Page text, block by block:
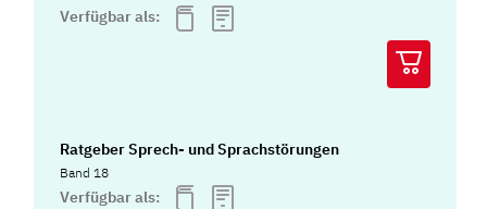
Verfügbar als:
Ratgeber Sprech- und Sprachstörungen
Band 18
Verfügbar als: